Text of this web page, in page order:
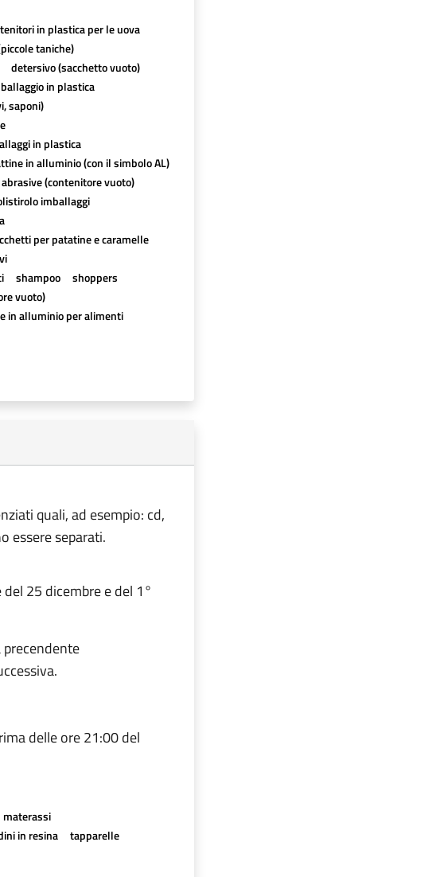
in plastica per le uova
taniche)
detersivo (sacchetto vuoto)
in plastica
saponi)
in plastica
in alluminio (con il simbolo AL)
(contenitore vuoto)
imballaggi
per patatine e caramelle
shampoo
shoppers
vuoto)
in alluminio per alimenti
quali, ad esempio: cd,
essere separati.
25 dicembre e del 1°
delle ore 21:00 del
materassi
in resina
tapparelle